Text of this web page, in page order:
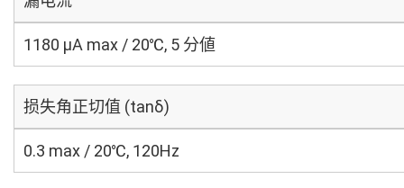
1180 μA max / 20℃, 5 分値
损失角正切值 (tanδ)
0.3 max / 20℃, 120Hz